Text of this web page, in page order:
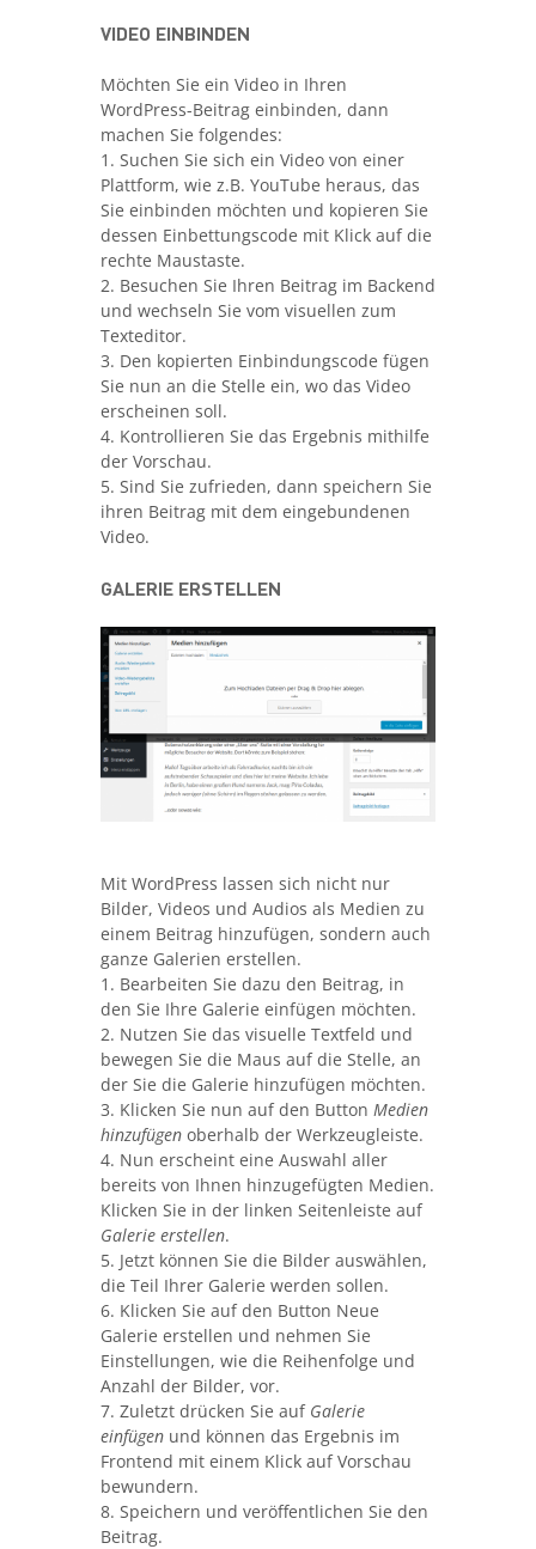
VIDEO EINBINDEN
Möchten Sie ein Video in Ihren
WordPress-Beitrag einbinden, dann
machen Sie folgendes:
1. Suchen Sie sich ein Video von einer
Plattform, wie z.B. YouTube heraus, das
Sie einbinden möchten und kopieren Sie
dessen Einbettungscode mit Klick auf die
rechte Maustaste.
2. Besuchen Sie Ihren Beitrag im Backend
und wechseln Sie vom visuellen zum
Texteditor.
3. Den kopierten Einbindungscode fügen
Sie nun an die Stelle ein, wo das Video
erscheinen soll.
4. Kontrollieren Sie das Ergebnis mithilfe
der Vorschau.
5. Sind Sie zufrieden, dann speichern Sie
ihren Beitrag mit dem eingebundenen
Video.
GALERIE ERSTELLEN
Mit WordPress lassen sich nicht nur
Bilder, Videos und Audios als Medien zu
einem Beitrag hinzufügen, sondern auch
ganze Galerien erstellen.
1. Bearbeiten Sie dazu den Beitrag, in
den Sie Ihre Galerie einfügen möchten.
2. Nutzen Sie das visuelle Textfeld und
bewegen Sie die Maus auf die Stelle, an
der Sie die Galerie hinzufügen möchten.
3. Klicken Sie nun auf den Button Medien
hinzufügen oberhalb der Werkzeugleiste.
4. Nun erscheint eine Auswahl aller
bereits von Ihnen hinzugefügten Medien.
Klicken Sie in der linken Seitenleiste auf
Galerie erstellen.
5. Jetzt können Sie die Bilder auswählen,
die Teil Ihrer Galerie werden sollen.
6. Klicken Sie auf den Button Neue
Galerie erstellen und nehmen Sie
Einstellungen, wie die Reihenfolge und
Anzahl der Bilder, vor.
7. Zuletzt drücken Sie auf Galerie
einfügen und können das Ergebnis im
Frontend mit einem Klick auf Vorschau
bewundern.
8. Speichern und veröffentlichen Sie den
Beitrag.